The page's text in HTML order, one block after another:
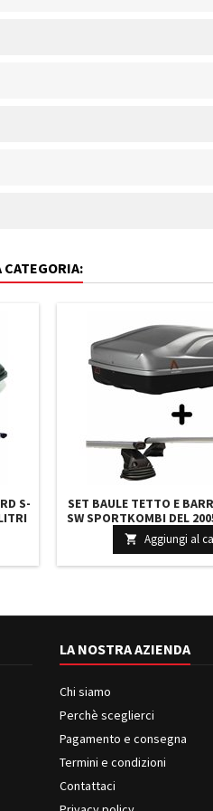
CATEGORIA:
S-
SET BAULE TETTO E
SW SPORTKOMBI DEL
LITRI GRIGIO CON
CM C/KIT
 Aggiungi al
LA NOSTRA AZIENDA
Chi siamo
Perchè sceglierci
Pagamento e consegna
Termini e condizioni
Contattaci